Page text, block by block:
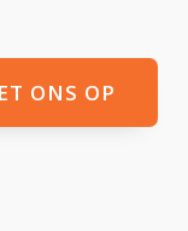
ONS OP